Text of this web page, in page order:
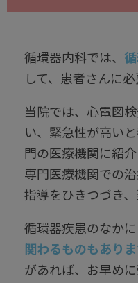
循環器内科では、
して、患者さんに
当院では、心電図
い、緊急性が高い
門の医療機関に紹介
専門医療機関での
指導をひきつづき、
循環器疾患のなか
関わるものもあり
があれば、お早め